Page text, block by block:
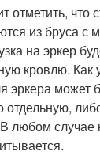
отметить, что
из бруса с
на эркер
кровлю. Как
эркера может
отдельную,
любом случае